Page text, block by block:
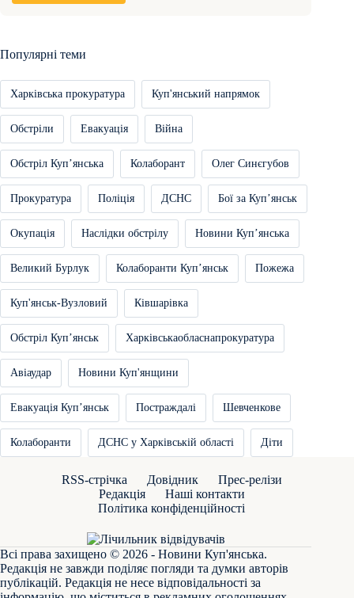
Популярні теми
Харківська прокуратура Куп'янський напрямок
Обстріли Евакуація Війна
Обстріл Купʼянська Колаборант Олег Синєгубов
Прокуратура Поліція ДСНС Бої за Купʼянськ
Окупація Наслідки обстрілу Новини Купʼянська
Великий Бурлук Колаборанти Купʼянськ Пожежа
Куп'янськ-Вузловий Ківшарівка
Обстріл Купʼянськ Харківськаобласнапрокуратура
Авіаудар Новини Куп'янщини
Евакуація Купʼянськ Постраждалі Шевченкове
Колаборанти ДСНС у Харківській області Діти
RSS-стрічка Довідник
Прес-релізи
Редакція
Наші контакти
Політика конфіденційності
Всі права захищено © 2026 - Новини Куп'янська.
Редакція не завжди поділяє погляди та думки авторів
публікацій. Редакція не несе відповідальності за